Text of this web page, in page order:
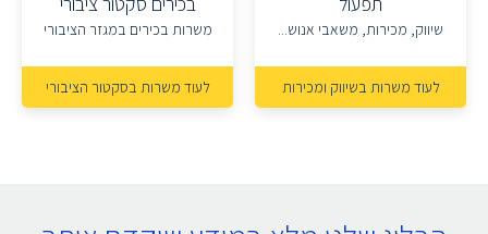
שיווק, מכירות, משאבי אנוש...
לעוד משרות בשיווק ומכירות
משרות בכירים במגזר הציבורי
לעוד משרות בסקטור הציבורי